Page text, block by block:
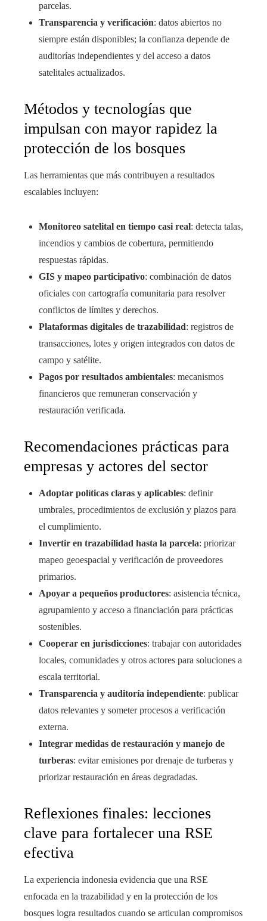
parcelas.
Transparencia y verificación: datos abiertos no
siempre están disponibles; la confianza depende de
auditorías independientes y del acceso a datos
satelitales actualizados.
Métodos y tecnologías que
impulsan con mayor rapidez la
protección de los bosques
Las herramientas que más contribuyen a resultados
escalables incluyen:
Monitoreo satelital en tiempo casi real: detecta talas,
incendios y cambios de cobertura, permitiendo
respuestas rápidas.
GIS y mapeo participativo: combinación de datos
oficiales con cartografía comunitaria para resolver
conflictos de límites y derechos.
Plataformas digitales de trazabilidad: registros de
transacciones, lotes y origen integrados con datos de
campo y satélite.
Pagos por resultados ambientales: mecanismos
financieros que remuneran conservación y
restauración verificada.
Recomendaciones prácticas para
empresas y actores del sector
Adoptar políticas claras y aplicables: definir
umbrales, procedimientos de exclusión y plazos para
el cumplimiento.
Invertir en trazabilidad hasta la parcela: priorizar
mapeo geoespacial y verificación de proveedores
primarios.
Apoyar a pequeños productores: asistencia técnica,
agrupamiento y acceso a financiación para prácticas
sostenibles.
Cooperar en jurisdicciones: trabajar con autoridades
locales, comunidades y otros actores para soluciones a
escala territorial.
Transparencia y auditoría independiente: publicar
datos relevantes y someter procesos a verificación
externa.
Integrar medidas de restauración y manejo de
turberas: evitar emisiones por drenaje de turberas y
priorizar restauración en áreas degradadas.
Reflexiones finales: lecciones
clave para fortalecer una RSE
efectiva
La experiencia indonesia evidencia que una RSE
enfocada en la trazabilidad y en la protección de los
bosques logra resultados cuando se articulan compromisos